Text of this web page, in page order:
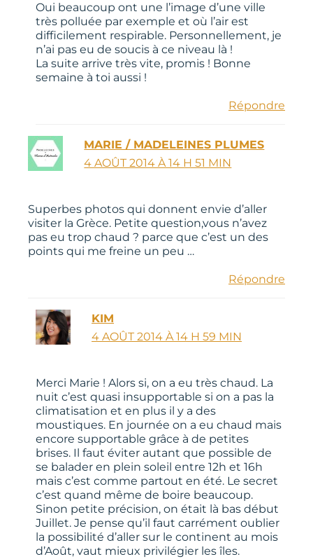
Oui beaucoup ont une l’image d’une ville
très polluée par exemple et où l’air est
difficilement respirable. Personnellement, je
n’ai pas eu de soucis à ce niveau là !
La suite arrive très vite, promis ! Bonne
semaine à toi aussi !
Répondre
MARIE / MADELEINES PLUMES
4 AOÛT 2014 À 14 H 51 MIN
Superbes photos qui donnent envie d’aller
visiter la Grèce. Petite question,vous n’avez
pas eu trop chaud ? parce que c’est un des
points qui me freine un peu …
Répondre
KIM
4 AOÛT 2014 À 14 H 59 MIN
Merci Marie ! Alors si, on a eu très chaud. La
nuit c’est quasi insupportable si on a pas la
climatisation et en plus il y a des
moustiques. En journée on a eu chaud mais
encore supportable grâce à de petites
brises. Il faut éviter autant que possible de
se balader en plein soleil entre 12h et 16h
mais c’est comme partout en été. Le secret
c’est quand même de boire beaucoup.
Sinon petite précision, on était là bas début
Juillet. Je pense qu’il faut carrément oublier
la possibilité d’aller sur le continent au mois
d’Août, vaut mieux privilégier les îles.